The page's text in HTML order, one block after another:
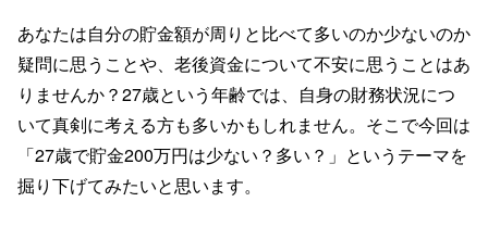
あなたは自分の貯金額が周りと比べて多いのか少ないのか
疑問に思うことや、老後資金について不安に思うことはあ
りませんか？27歳という年齢では、自身の財務状況につ
いて真剣に考える方も多いかもしれません。そこで今回は
「27歳で貯金200万円は少ない？多い？」というテーマを
掘り下げてみたいと思います。